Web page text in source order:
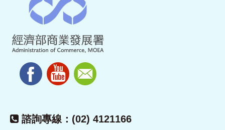
諮詢專線：(02) 4121166